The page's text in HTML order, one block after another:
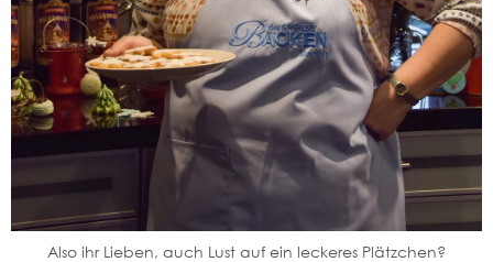
Also ihr Lieben, auch Lust auf ein leckeres Plätzchen?